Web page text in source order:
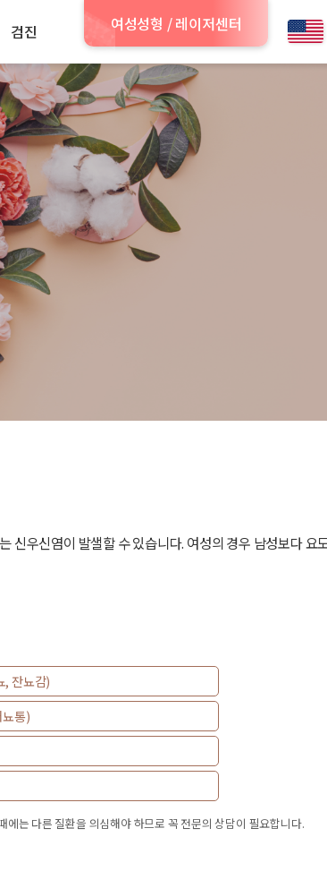
검진 여성성형 / 레이저센터
신우신염이 발샐할 수 있습니다. 여성의 경우 남성보다 요
, 잔뇨감)
통)
는 다른 질환을 의심해야 하므로 꼭 전문의 상담이 필요합니다.